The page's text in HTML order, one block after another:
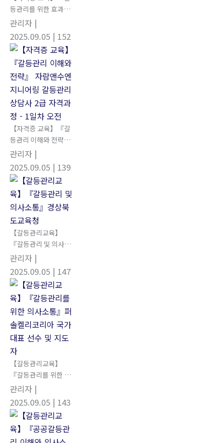
등관리를 위한 효과적
인 커뮤니케이션 스
킬』 자람앤수엔지니
어링 갈등관리상담사
2급 자격과정 - 1일차
오후
관리자 |
2025.09.05 | 152
【자격증 교육】『갈
등관리 이해와 전략』
자람앤수엔지니어링
갈등관리상담사 2급
자격과정 - 1일차 오전
관리자 |
2025.09.05 | 139
【갈등관리교육】
『갈등관리 및 의사소
통』경상북도교육청
관리자 |
2025.09.05 | 147
【갈등관리교육】
『갈등관리를 위한 의
사소통』퍼솔켈리코
리아 국가대표 선수 및
지도자
관리자 |
2025.09.05 | 143